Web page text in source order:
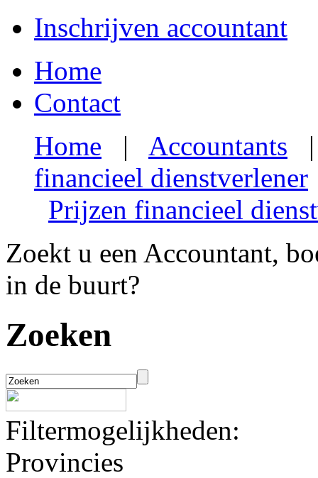
Inschrijven accountant
Home
Contact
Home | Accountants
financieel dienstverlener
Prijzen financieel
Zoekt u een Accountant,
in de buurt?
Zoeken
Filtermogelijkheden:
Provincies